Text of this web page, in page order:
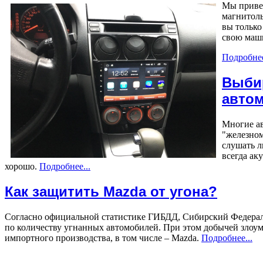
Мы
вы
свою
Многие
слушать
всегда
хорошо. Подробнее...
Как защитить Mazda от угона?
Согласно официальной статистике ГИБДД, Сибирский
по количеству угнанных автомобилей. При этом добычей
импортного производства, в том числе – Mazda. Подробнее...